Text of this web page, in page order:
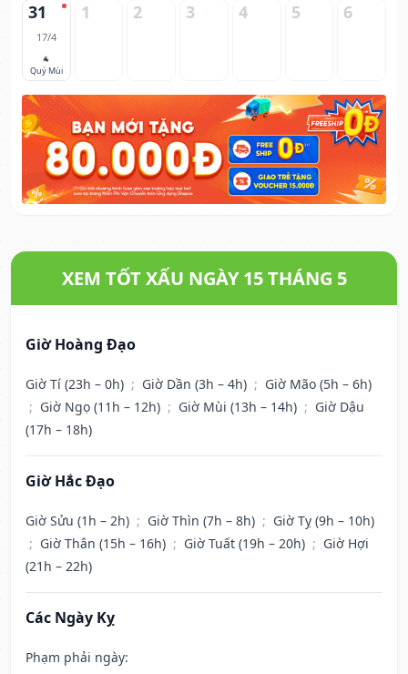
31
17/4
🐐
Quý Mùi
1 2 3 4 5 6
XEM TỐT XẤU NGÀY 15 THÁNG 5
Giờ Hoàng Đạo
Giờ Tí (23h – 0h) ; Giờ Dần (3h – 4h) ; Giờ Mão (5h – 6h)
; Giờ Ngọ (11h – 12h) ; Giờ Mùi (13h – 14h) ; Giờ Dậu
(17h – 18h)
Giờ Hắc Đạo
Giờ Sửu (1h – 2h) ; Giờ Thìn (7h – 8h) ; Giờ Tỵ (9h – 10h)
; Giờ Thân (15h – 16h) ; Giờ Tuất (19h – 20h) ; Giờ Hợi
(21h – 22h)
Các Ngày Kỵ
Phạm phải ngày: